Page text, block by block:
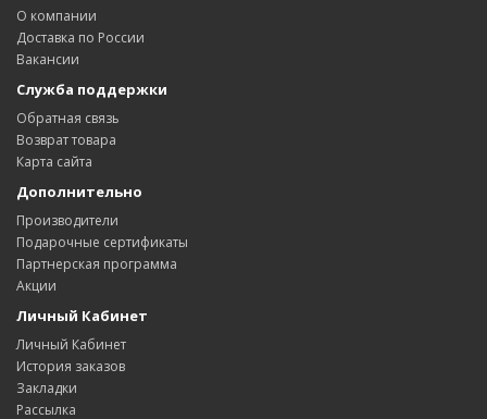
О компании
Доставка по России
Вакансии
Служба поддержки
Обратная связь
Возврат товара
Карта сайта
Дополнительно
Производители
Подарочные сертификаты
Партнерская программа
Акции
Личный Кабинет
Личный Кабинет
История заказов
Закладки
Рассылка